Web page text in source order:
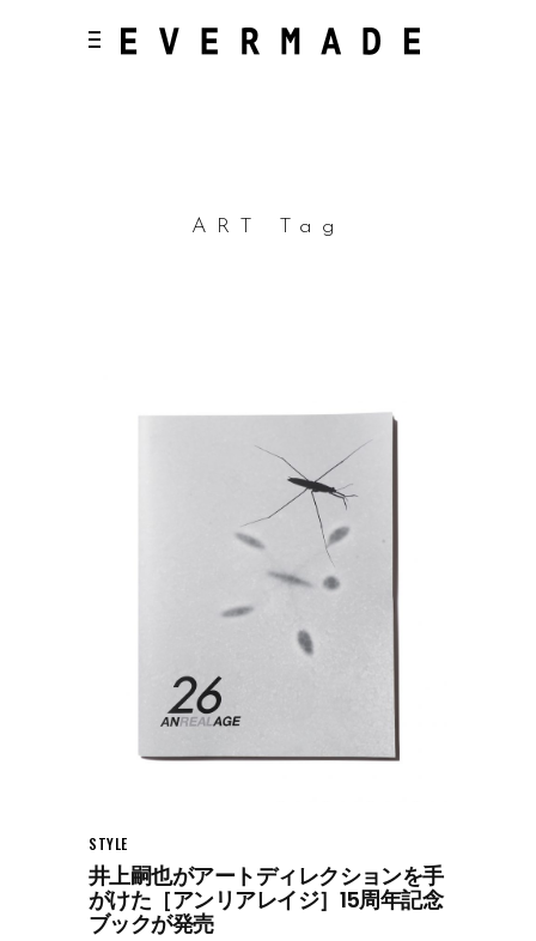
ART Tag
STYLE
井上嗣也がアートディレクションを手
がけた［アンリアレイジ］15周年記念
ブックが発売